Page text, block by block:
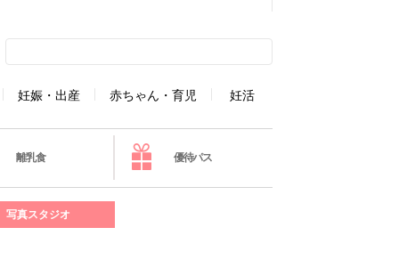
妊娠・出産 赤ちゃん・育児 妊活
離乳食 優待パス
写真スタジオ